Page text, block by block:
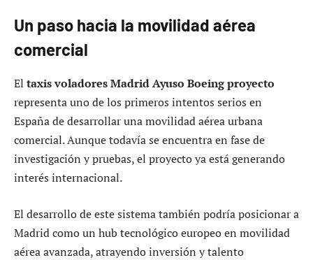
Un paso hacia la movilidad aérea
comercial
El taxis voladores Madrid Ayuso Boeing proyecto
representa uno de los primeros intentos serios en
España de desarrollar una movilidad aérea urbana
comercial. Aunque todavía se encuentra en fase de
investigación y pruebas, el proyecto ya está generando
interés internacional.
El desarrollo de este sistema también podría posicionar a
Madrid como un hub tecnológico europeo en movilidad
aérea avanzada, atrayendo inversión y talento